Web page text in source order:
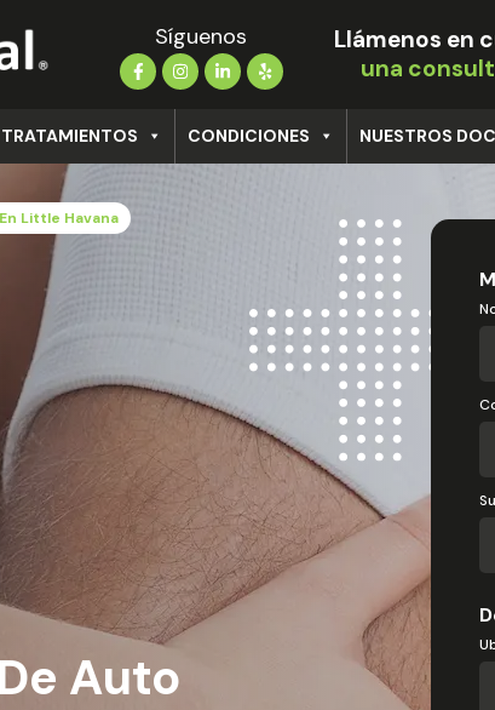
Síguenos
Llámenos en
una
TRATAMIENTOS CONDICIONES NUESTROS
Little Havana
Auto